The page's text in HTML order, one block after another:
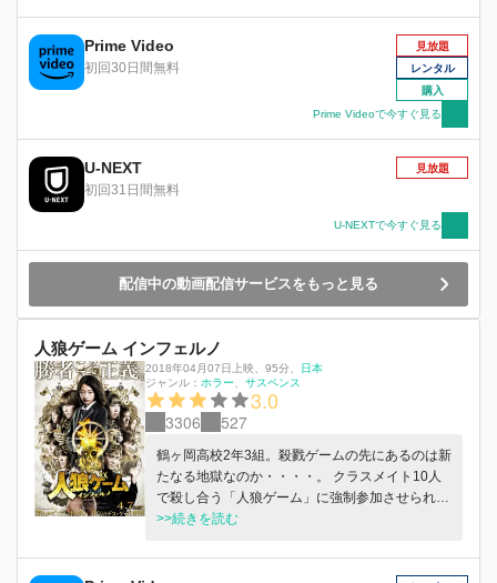
とりずつ殺していかなくちゃならない。普通なら
絶望するのかもしれないけど…あたしはむしろ興
奮し、驚喜していた。なにせ、ずっと待ち望んで
いた「非日常」を存分に楽しめるのだから!複数
の「自称予言者」が現れ、共有者がほかの村人た
ちを扇動する。 場が混迷を深める中、あたしは
Prime Video
初回30日間無料
見放題
レンタル
購入
Prime Videoで今すぐ見る
U-NEXT
初回31日間無料
見放題
U-NEXTで今すぐ見る
配信中の動画配信サービスをもっと見る
人狼ゲーム インフェルノ
2018年04月07日上映 95分
日本
ジャンル： ホラー サスペンス
3.0
3306 527
鶴ヶ岡高校2年3組。殺戮ゲームの先にあるのは新
たなる地獄なのか・・・・。 クラスメイト10人
で殺し合う「人狼ゲーム」に強制参加させられた
野々山紘美（武田玲奈）。 それは、“村人”と“人
引いた役職は、友達をその手で惨殺しなければい
>>続きを読む